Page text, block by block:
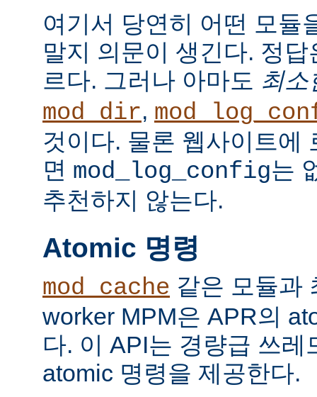
여기서 당연히 어떤 모듈
말지 의문이 생긴다. 정
르다. 그러나 아마도 최소
mod_dir,
것이다. 물론 웹사이트에
면 mod_log_config는
추천하지 않는다.
Atomic 명령
mod_cache 같은 모듈과
worker MPM은 APR의
다. 이 API는 경량급 쓰레
atomic 명령을 제공한다.